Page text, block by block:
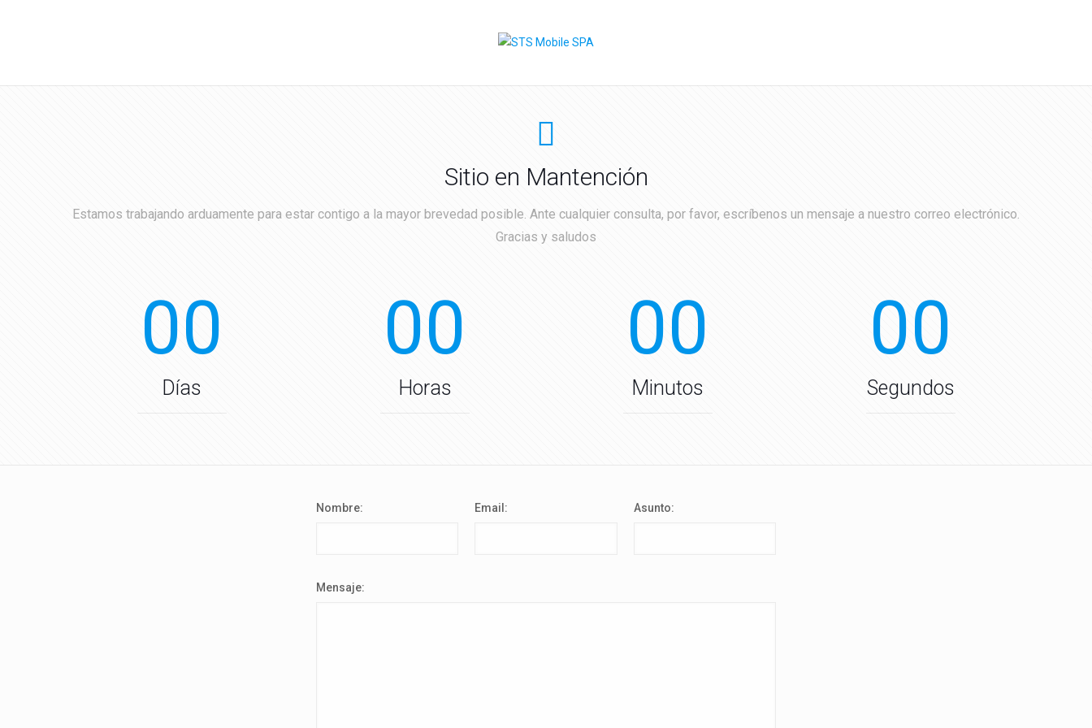
Sitio en Mantención
Estamos trabajando arduamente para estar contigo a la mayor brevedad posible. Ante cualquier consulta, por favor, escríbenos un mensaje a nuestro correo electrónico.
Gracias y saludos
00
Días
00
Horas
00
Minutos
00
Segundos
Nombre: Email: Asunto:
Mensaje: